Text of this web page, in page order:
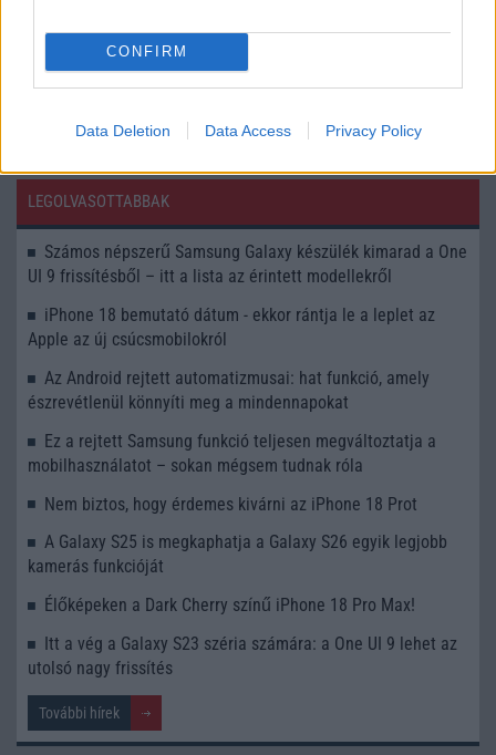
CONFIRM
Data Deletion Data Access Privacy Policy
Ennyibe kerül a Galaxy A34 5G és a Galaxy A54 5G
LEGOLVASOTTABBAK
Számos népszerű Samsung Galaxy készülék kimarad a One
UI 9 frissítésből – itt a lista az érintett modellekről
iPhone 18 bemutató dátum - ekkor rántja le a leplet az
Apple az új csúcsmobilokról
Az Android rejtett automatizmusai: hat funkció, amely
észrevétlenül könnyíti meg a mindennapokat
Ez a rejtett Samsung funkció teljesen megváltoztatja a
mobilhasználatot – sokan mégsem tudnak róla
Nem biztos, hogy érdemes kivárni az iPhone 18 Prot
A Galaxy S25 is megkaphatja a Galaxy S26 egyik legjobb
kamerás funkcióját
Élőképeken a Dark Cherry színű iPhone 18 Pro Max!
Itt a vég a Galaxy S23 széria számára: a One UI 9 lehet az
utolsó nagy frissítés
További hírek